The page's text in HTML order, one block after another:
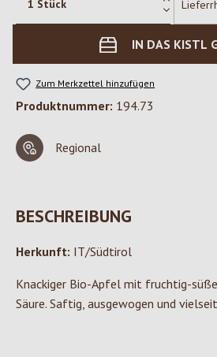
IN DAS KISTL
Zum Merkzettel hinzufügen
Produktnummer: 194.73
Regional
BESCHREIBUNG
Herkunft: IT/Südtirol
Knackiger Bio-Apfel mit fruchtig-
Säure. Saftig, ausgewogen und